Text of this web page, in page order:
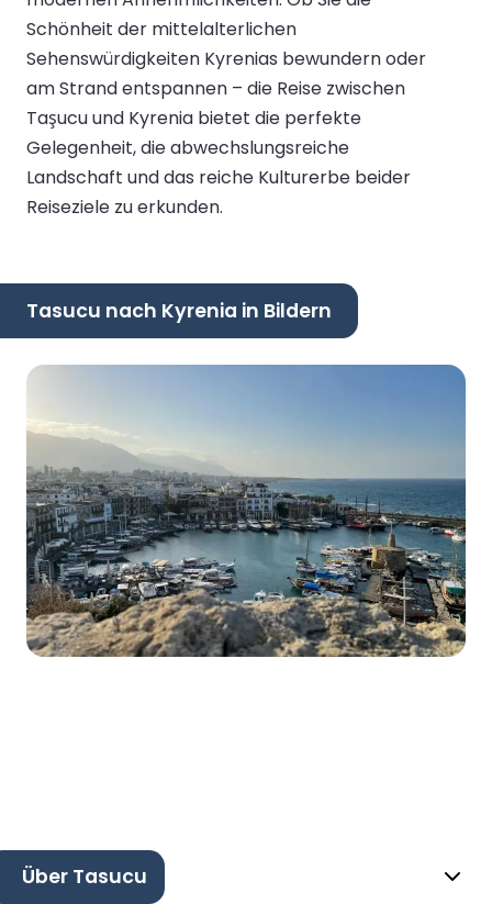
Schönheit der mittelalterlichen
Sehenswürdigkeiten Kyrenias bewundern oder
am Strand entspannen – die Reise zwischen
Taşucu und Kyrenia bietet die perfekte
Gelegenheit, die abwechslungsreiche
Landschaft und das reiche Kulturerbe beider
Reiseziele zu erkunden.
Tasucu nach Kyrenia in Bildern
Über Tasucu